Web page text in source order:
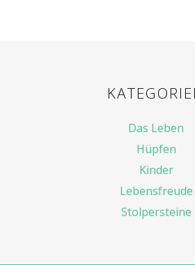
Das Leben
Hüpfen
Kinder
Lebensfreude
Stolpersteine